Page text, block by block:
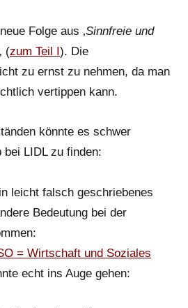
Folge aus ‚Sinnfreie und
‚ (zum Teil I). Die
zu ernst zu nehmen, da man
vertippen kann.
könnte es schwer
bei LIDL zu finden:
leicht falsch geschriebenes
Bedeutung bei der
= Wirtschaft und Soziales
echt ins Auge gehen: